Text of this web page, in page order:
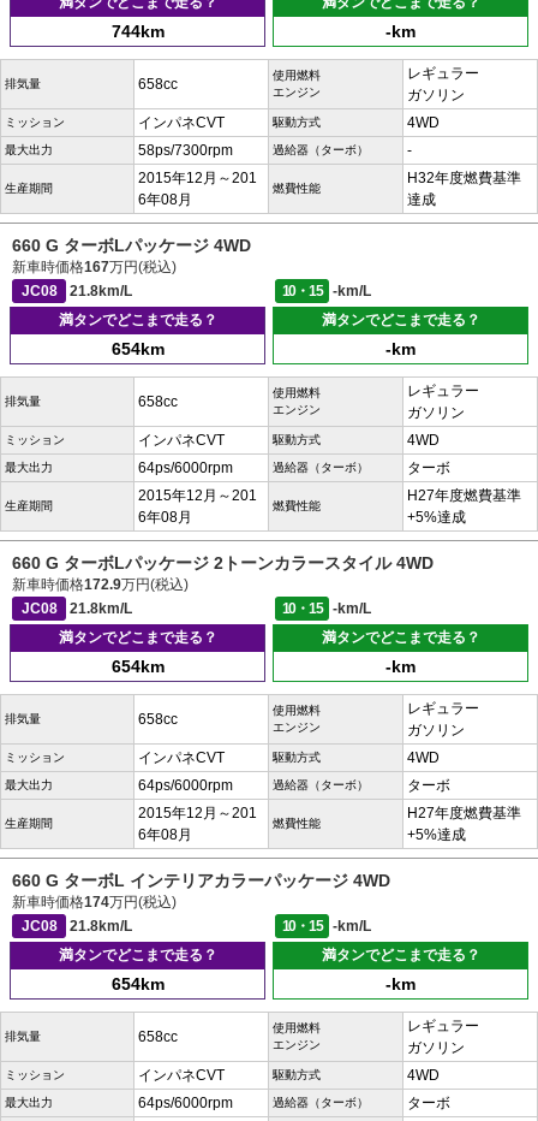
744km -km
排気量 658cc
使用燃料
エンジン
レギュラー
ガソリン
ミッション インパネCVT 駆動方式 4WD
最大出力 58ps/7300rpm 過給器（ターボ） -
生産期間
2015年12月～201
6年08月
燃費性能
H32年度燃費基準
達成
660 G ターボLパッケージ 4WD
新車時価格167万円(税込)
JC08
21.8km/L 10・15
-km/L
満タンでどこまで走る？
654km
満タンでどこまで走る？
-km
排気量 658cc
使用燃料
エンジン
レギュラー
ガソリン
ミッション インパネCVT 駆動方式 4WD
最大出力 64ps/6000rpm 過給器（ターボ） ターボ
生産期間
2015年12月～201
6年08月
燃費性能
H27年度燃費基準
+5%達成
660 G ターボLパッケージ 2トーンカラースタイル 4WD
新車時価格172.9万円(税込)
JC08
21.8km/L 10・15
-km/L
満タンでどこまで走る？
654km
満タンでどこまで走る？
-km
排気量 658cc
使用燃料
エンジン
レギュラー
ガソリン
ミッション インパネCVT 駆動方式 4WD
最大出力 64ps/6000rpm 過給器（ターボ） ターボ
生産期間
2015年12月～201
6年08月
燃費性能
H27年度燃費基準
+5%達成
660 G ターボL インテリアカラーパッケージ 4WD
新車時価格174万円(税込)
JC08
21.8km/L 10・15
-km/L
満タンでどこまで走る？
654km
満タンでどこまで走る？
-km
排気量 658cc
使用燃料
エンジン
レギュラー
ガソリン
ミッション インパネCVT 駆動方式 4WD
最大出力 64ps/6000rpm 過給器（ターボ） ターボ